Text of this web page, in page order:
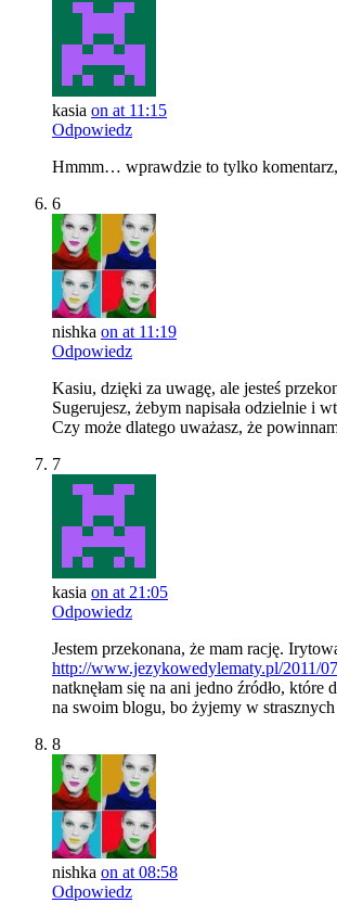
kasia on at 11:15
Odpowiedz
Hmmm… wprawdzie to tylko komentarz,
6
nishka on at 11:19
Odpowiedz
Kasiu, dzięki za uwagę, ale jesteś
Sugerujesz, żebym napisała odzielnie i
Czy może dlatego uważasz, że
7
kasia on at 21:05
Odpowiedz
Jestem przekonana, że mam rację.
http://www.jezykowedylematy.pl/2011/
natknęłam się na ani jedno źródło,
na swoim blogu, bo żyjemy w
8
nishka on at 08:58
Odpowiedz